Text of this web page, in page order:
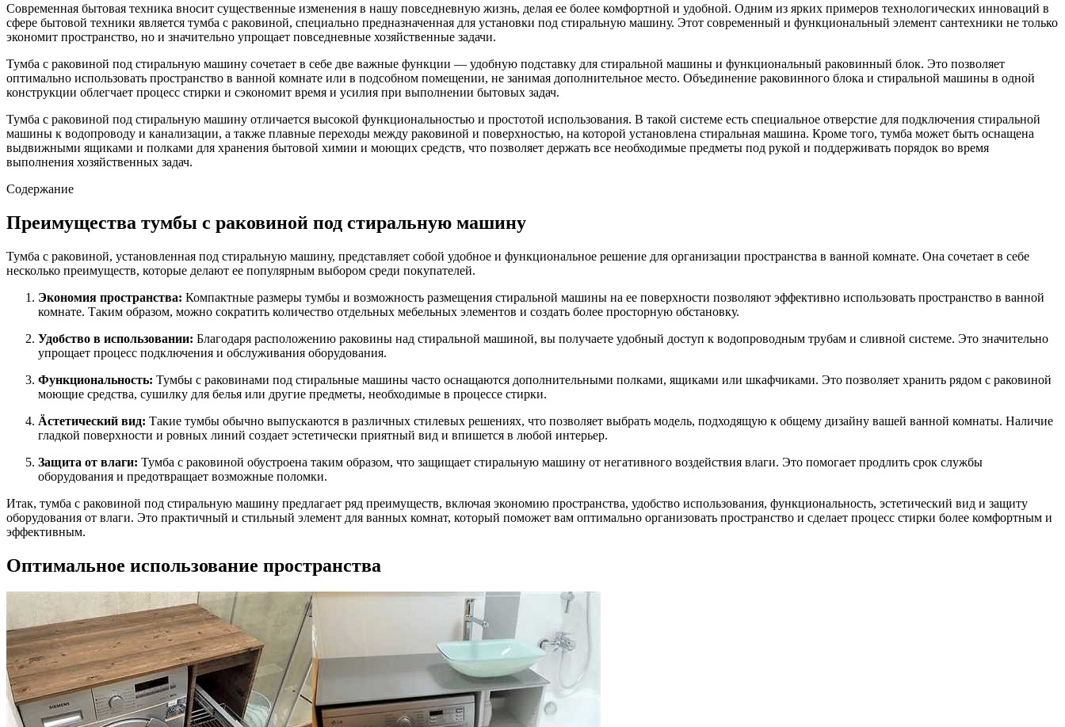
Современная бытовая техника вносит существенные изменения в нашу повседневную жизнь, делая ее более комфортной и удобной. Одним из ярких примеров технологических инноваций в
сфере бытовой техники является тумба с раковиной, специально предназначенная для установки под стиральную машину. Этот современный и функциональный элемент сантехники не только
экономит пространство, но и значительно упрощает повседневные хозяйственные задачи.
Тумба с раковиной под стиральную машину сочетает в себе две важные функции — удобную подставку для стиральной машины и функциональный раковинный блок. Это позволяет
оптимально использовать пространство в ванной комнате или в подсобном помещении, не занимая дополнительное место. Объединение раковинного блока и стиральной машины в одной
конструкции облегчает процесс стирки и сэкономит время и усилия при выполнении бытовых задач.
Тумба с раковиной под стиральную машину отличается высокой функциональностью и простотой использования. В такой системе есть специальное отверстие для подключения стиральной
машины к водопроводу и канализации, а также плавные переходы между раковиной и поверхностью, на которой установлена стиральная машина. Кроме того, тумба может быть оснащена
выдвижными ящиками и полками для хранения бытовой химии и моющих средств, что позволяет держать все необходимые предметы под рукой и поддерживать порядок во время
выполнения хозяйственных задач.
Содержание
Преимущества тумбы с раковиной под стиральную машину
Тумба с раковиной, установленная под стиральную машину, представляет собой удобное и функциональное решение для организации пространства в ванной комнате. Она сочетает в себе
несколько преимуществ, которые делают ее популярным выбором среди покупателей.
Экономия пространства: Компактные размеры тумбы и возможность размещения стиральной машины на ее поверхности позволяют эффективно использовать пространство в ванной
комнате. Таким образом, можно сократить количество отдельных мебельных элементов и создать более просторную обстановку.
Удобство в использовании: Благодаря расположению раковины над стиральной машиной, вы получаете удобный доступ к водопроводным трубам и сливной системе. Это значительно
упрощает процесс подключения и обслуживания оборудования.
Функциональность: Тумбы с раковинами под стиральные машины часто оснащаются дополнительными полками, ящиками или шкафчиками. Это позволяет хранить рядом с раковиной
моющие средства, сушилку для белья или другие предметы, необходимые в процессе стирки.
Äстетический вид: Такие тумбы обычно выпускаются в различных стилевых решениях, что позволяет выбрать модель, подходящую к общему дизайну вашей ванной комнаты. Наличие
гладкой поверхности и ровных линий создает эстетически приятный вид и впишется в любой интерьер.
Защита от влаги: Тумба с раковиной обустроена таким образом, что защищает стиральную машину от негативного воздействия влаги. Это помогает продлить срок службы
оборудования и предотвращает возможные поломки.
Итак, тумба с раковиной под стиральную машину предлагает ряд преимуществ, включая экономию пространства, удобство использования, функциональность, эстетический вид и защиту
оборудования от влаги. Это практичный и стильный элемент для ванных комнат, который поможет вам оптимально организовать пространство и сделает процесс стирки более комфортным и
эффективным.
Оптимальное использование пространства